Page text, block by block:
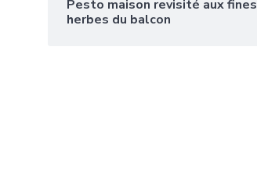
Pesto maison revisité aux fines
herbes du balcon